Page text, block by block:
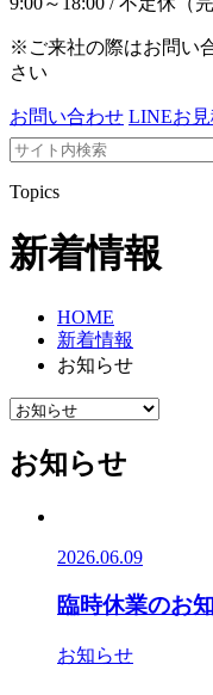
※ご来社の際はお問い
さい
お問い合わせ LINEお見
Topics
新着情報
HOME
新着情報
お知らせ
お知らせ
2026.06.09
臨時休業のお
お知らせ